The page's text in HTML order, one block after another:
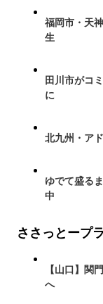
福岡市・天
生
田川市がコ
に
北九州・ア
ゆでて盛る
中
ささっとープ
【山口】関
へ